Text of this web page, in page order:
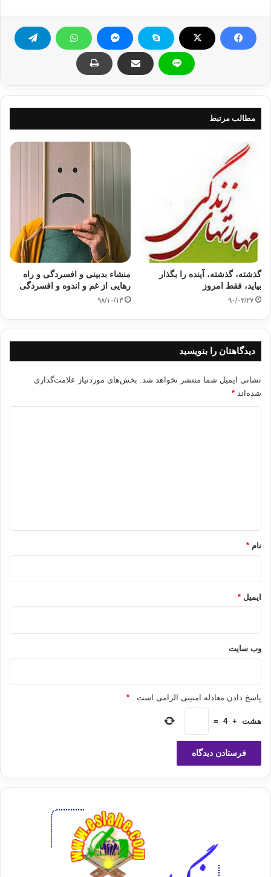
اي اصلاحش كن، زيرار حمت بي پايان است و دروازه باز و توبه پذيرفته شده.
غمگين مباش: مگر نمي بيني ابرهاي سياه چگونه پراكنده و شب ديجور چگونه روشن و
آينده ات بسوي نعمتها رهسپارند. ان شاء الله.
هايشان پاداش مي يابي و بدان كه نقدشان ارزشش را بالا مي برد زيرا مردم سگ مرده
را ايذا نمي رسانند.
غمگين مباش: زيرا بيماري برطرف مي شود، مصيبت زده بهبود مي يابد، گناه آمرزيده
مي شود، دين پرداخته مي شود، زنداني رها مي شود، گم شده بر مي گردد، گنهكار توبه
مي كند و مستمند توانمند مي شود.
غمگين مباش: هرگاه از چاره جويي باز ماني و راهها را بسته يابي، آرزوها پايان يابند و
ريسمانها كنده شوند، پس ندا در ده و بگو:
يا الله «و لا حول و لا قوة الا بالله».
و هنگامي كه مصيبت واقع شود، و نگون بختي سر بر آرد و بحران سهمگين گردد پس
هر دو را به پيروزي نزديك برسان.
پروردگارا، كوردلان را به سوي نورت، گمراهان را به صراط مستقيم، راه گم كردگان را
بوي هدايتت رهنمون گردان، الهي غم را از فكرمان، اندوه را از چهره مان و اضطراب را
از قلوبمان بردار.
ميلان به سويت و از هر توكل مگر توكل بر ذاتت و از هر سوال مگر از بارگاهتو از هر
حزن غم
غمگین نباش
مطالب مرتبط
گذشته، گذشته، آینده را بگذار
بیاید، فقط امروز
۹۰/۰۲/۲۷
منشاء بدبینی و افسردگی و راه
رهایی از غم و اندوه و افسردگی
۹۸/۱۰/۱۳
دیدگاهتان را بنویسید
نشانی ایمیل شما منتشر نخواهد شد. بخش‌های موردنیاز علامت‌گذاری
شده‌اند *
نام *
ایمیل *
وب‌ سایت
پاسخ دادن معادله امنیتی الزامی است . *
هشت +
4
=